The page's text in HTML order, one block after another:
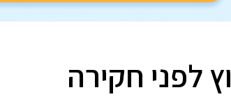
לפני חקירה